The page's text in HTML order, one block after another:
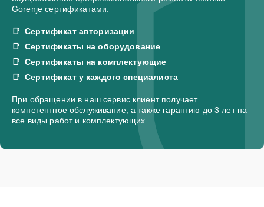
Gorenje сертификатами:
Сертификат авторизации
Сертификаты на оборудование
Сертификаты на комплектующие
Сертификат у каждого специалиста
При обращении в наш сервис клиент получает
компетентное обслуживание, а также гарантию до 3 лет на
все виды работ и комплектующих.